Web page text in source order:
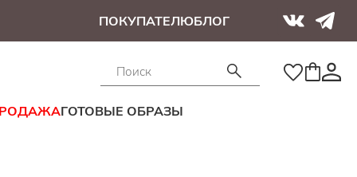
ПОКУПАТЕЛЮБЛОГ
ГОТОВЫЕ ОБРАЗЫ